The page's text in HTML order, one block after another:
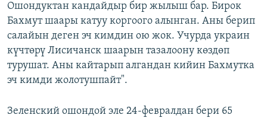
Ошондуктан кандайдыр бир жылыш бар. Бирок
Бахмут шаары катуу коргоого алынган. Аны берип
салайын деген эч кимдин ою жок. Учурда украин
күчтөрү Лисичанск шаарын тазалоону көздөп
турушат. Аны кайтарып алгандан кийин Бахмутка
эч кимди жолотушпайт".
Зеленский ошондой эле 24-февралдан бери 65